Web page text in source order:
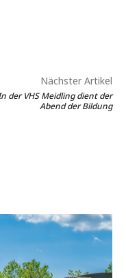
Nächster Artikel
der VHS Meidling dient der
Abend der Bildung